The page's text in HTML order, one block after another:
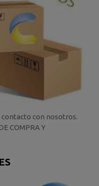
contacto con nosotros.
COMPRA Y